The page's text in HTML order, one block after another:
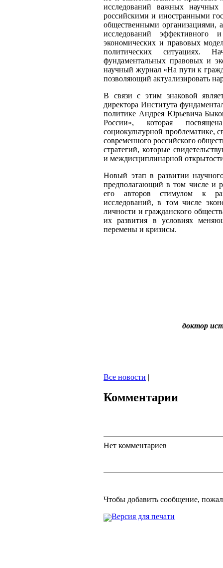
исследований важных научных
российскими и иностранными
общественными организациями,
исследований эффективного
экономических и правовых
политических ситуациях.
фундаментальных правовых и
научный журнал «На пути к
позволяющий актуализировать
В связи с этим знаковой
директора Института
политике Андрея Юрьевича
России», которая
социокультурной проблематике,
современного российского
стратегий, которые
и междисциплинарной открытости
Новый этап в развитии
предполагающий в том числе и
его авторов стимулом к
исследований, в том числе
личности и гражданского
их развития в условиях
перемены и кризисы.
доктор
Все новости |
Комментарии
Нет комментариев
Чтобы добавить сообщение,
Версия для печати